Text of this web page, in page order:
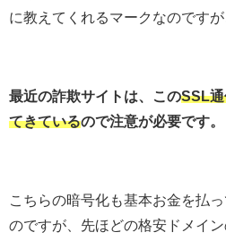
に教えてくれるマーク なのですが
最近の詐欺サイトは、このSSL通
てきているので注意が必要です。
こちらの暗号化も基本お金を払
のですが、先ほどの格安ドメイン